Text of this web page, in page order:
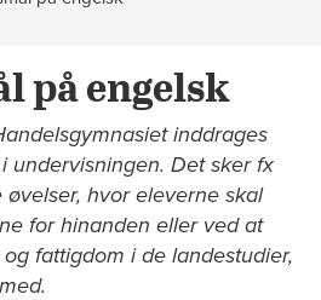
på engelsk
inddrages
undervisningen. Det sker fx
hvor eleverne skal
for hinanden eller ved at
fattigdom i de landestudier,